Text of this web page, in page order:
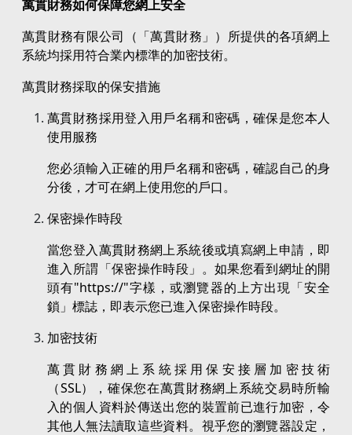
萬貫財務如何保障您網上安全
萬貫財務有限公司（「萬貫財務」）所提供的各項網上
系統均採用符合業內標準的加密技術。
萬貫財務採取的保安措施
萬貫財務採用登入用戶名稱和密碼，確保是您本人
使用服務
您必須輸入正確的用戶名稱和密碼，確認自己的身
分後，才可在網上使用您的戶口。
保密操作時段
當您登入萬貫財務網上系統後或填寫網上申請，即
進入所謂「保密操作時段」。如果您看到網址的開
頭有"https://"字樣，或瀏覽器的上方出現「安全
鎖」標誌，即表示您已進入保密操作時段。
加密技術
萬貫財務網上系統採用保安接層加密技術
（SSL），確保您在萬貫財務網上系統交易時所輸
入的個人資料於傳送出您的裝置前已進行加密，令
其他人無法讀取這些資料。視乎您的瀏覽器設定，